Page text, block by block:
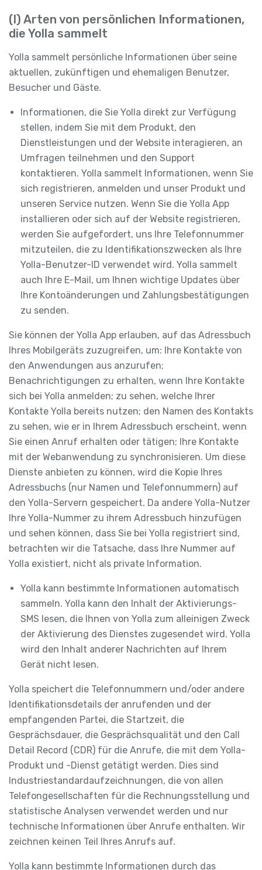
(I) Arten von persönlichen Informationen,
die Yolla sammelt
Yolla sammelt persönliche Informationen über seine
aktuellen, zukünftigen und ehemaligen Benutzer,
Besucher und Gäste.
Informationen, die Sie Yolla direkt zur Verfügung
stellen, indem Sie mit dem Produkt, den
Dienstleistungen und der Website interagieren, an
Umfragen teilnehmen und den Support
kontaktieren. Yolla sammelt Informationen, wenn Sie
sich registrieren, anmelden und unser Produkt und
unseren Service nutzen. Wenn Sie die Yolla App
installieren oder sich auf der Website registrieren,
werden Sie aufgefordert, uns Ihre Telefonnummer
mitzuteilen, die zu Identifikationszwecken als Ihre
Yolla-Benutzer-ID verwendet wird. Yolla sammelt
auch Ihre E-Mail, um Ihnen wichtige Updates über
Ihre Kontoänderungen und Zahlungsbestätigungen
zu senden.
Sie können der Yolla App erlauben, auf das Adressbuch
Ihres Mobilgeräts zuzugreifen, um: Ihre Kontakte von
den Anwendungen aus anzurufen;
Benachrichtigungen zu erhalten, wenn Ihre Kontakte
sich bei Yolla anmelden; zu sehen, welche Ihrer
Kontakte Yolla bereits nutzen; den Namen des Kontakts
zu sehen, wie er in Ihrem Adressbuch erscheint, wenn
Sie einen Anruf erhalten oder tätigen; Ihre Kontakte
mit der Webanwendung zu synchronisieren. Um diese
Dienste anbieten zu können, wird die Kopie Ihres
Adressbuchs (nur Namen und Telefonnummern) auf
den Yolla-Servern gespeichert. Da andere Yolla-Nutzer
Ihre Yolla-Nummer zu ihrem Adressbuch hinzufügen
und sehen können, dass Sie bei Yolla registriert sind,
betrachten wir die Tatsache, dass Ihre Nummer auf
Yolla existiert, nicht als private Information.
Yolla kann bestimmte Informationen automatisch
sammeln. Yolla kann den Inhalt der Aktivierungs-
SMS lesen, die Ihnen von Yolla zum alleinigen Zweck
der Aktivierung des Dienstes zugesendet wird. Yolla
wird den Inhalt anderer Nachrichten auf Ihrem
Gerät nicht lesen.
Yolla speichert die Telefonnummern und/oder andere
Identifikationsdetails der anrufenden und der
empfangenden Partei, die Startzeit, die
Gesprächsdauer, die Gesprächsqualität und den Call
Detail Record (CDR) für die Anrufe, die mit dem Yolla-
Produkt und -Dienst getätigt werden. Dies sind
Industriestandardaufzeichnungen, die von allen
Telefongesellschaften für die Rechnungsstellung und
statistische Analysen verwendet werden und nur
technische Informationen über Anrufe enthalten. Wir
zeichnen keinen Teil Ihres Anrufs auf.
Yolla kann bestimmte Informationen durch das